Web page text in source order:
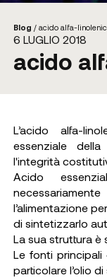
Blog / acido alfa-
6 LUGLIO 2018
acido
L’acido alfa-
essenziale
l'integrità
Acido
l’alimentazione
di sintetizzarlo
La sua struttura è
Le fonti
particolare l’olio